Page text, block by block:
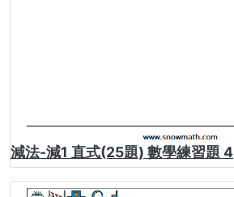
減法-減1 直式(25題) 數學練習題 4